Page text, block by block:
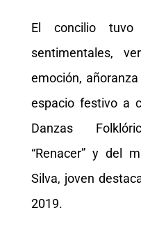
El concilio tuvo
sentimentales,
emoción,
espacio festivo a
Danzas
“Renacer” y del
Silva, joven
2019.